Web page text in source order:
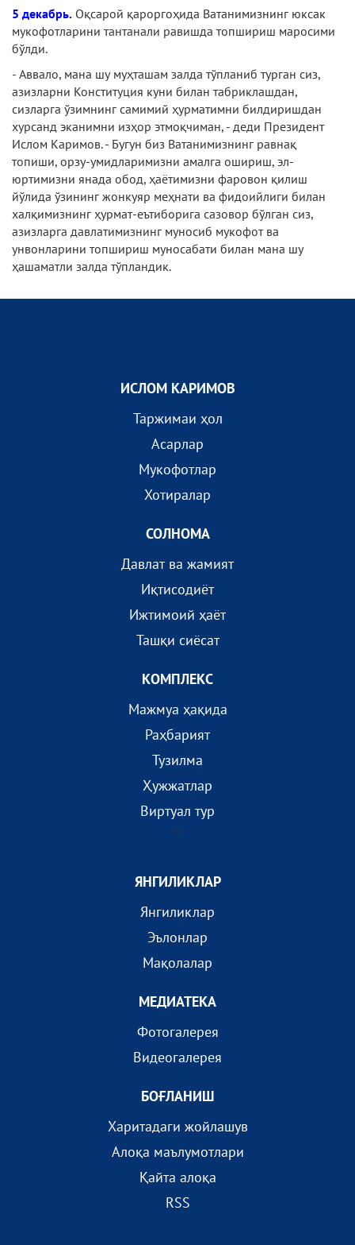
5 декабрь. Оқсарой қароргоҳида Ватанимизнинг юксак
мукофотларини тантанали равишда топшириш маросими
бўлди.
- Аввало, мана шу муҳташам залда тўпланиб турган сиз,
азизларни Конституция куни билан табриклашдан,
сизларга ўзимнинг самимий ҳурматимни билдиришдан
хурсанд эканимни изҳор этмоқчиман, - деди Президент
Ислом Каримов. - Бугун биз Ватанимизнинг равнақ
топиши, орзу-умидларимизни амалга ошириш, эл-
юртимизни янада обод, ҳаётимизни фаровон қилиш
йўлида ўзининг жонкуяр меҳнати ва фидоийлиги билан
халқимизнинг ҳурмат-еътиборига сазовор бўлган сиз,
азизларга давлатимизнинг муносиб мукофот ва
унвонларини топшириш муносабати билан мана шу
ҳашаматли залда тўпландик.
ИСЛОМ КАРИМОВ
Таржимаи ҳол
Асарлар
Мукофотлар
Хотиралар
СОЛНОМА
Давлат ва жамият
Иқтисодиёт
Ижтимоий ҳаёт
Ташқи сиёсат
КОМПЛEКС
Мажмуа ҳақида
Раҳбарият
Тузилма
Ҳужжатлар
Виртуал тур
?>
ЯНГИЛИКЛАР
Янгиликлар
Эълонлар
Мақолалар
МEДИАТEКА
Фотогалерея
Видеогалерея
БОҒЛАНИШ
Харитадаги жойлашув
Алоқа маълумотлари
Қайта алоқа
RSS